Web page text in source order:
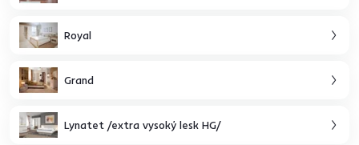
Royal
Grand
Lynatet /extra vysoký lesk HG/